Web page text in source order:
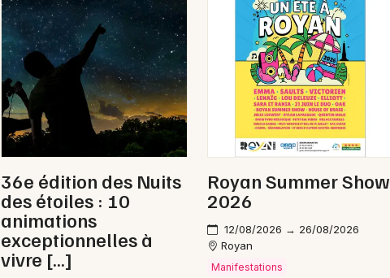
17 - Charente-Maritime
Choisir mes départements
Mon email
36e édition des Nuits
des étoiles : 10
animations
exceptionnelles à
vivre […]
Royan Summer Show
2026
12/08/2026 → 26/08/2026
Royan
Manifestations